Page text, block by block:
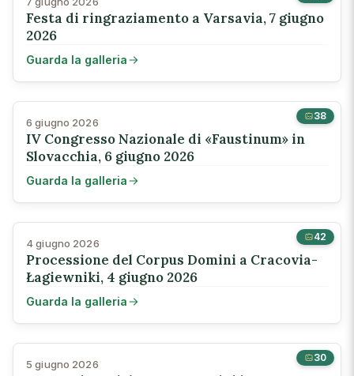
Festa di ringraziamento a Varsavia, 7 giugno
2026
Guarda la galleria
38
6 giugno 2026
IV Congresso Nazionale di «Faustinum» in
Slovacchia, 6 giugno 2026
Guarda la galleria
42
4 giugno 2026
Processione del Corpus Domini a Cracovia-
Łagiewniki, 4 giugno 2026
Guarda la galleria
30
5 giugno 2026